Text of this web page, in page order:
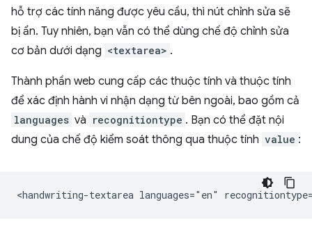
hỗ trợ các tính năng được yêu cầu, thì nút chỉnh sửa sẽ
bị ẩn. Tuy nhiên, bạn vẫn có thể dùng chế độ chỉnh sửa
cơ bản dưới dạng <textarea> .
Thành phần web cung cấp các thuộc tính và thuộc tính
để xác định hành vi nhận dạng từ bên ngoài, bao gồm cả
languages và recognitiontype . Bạn có thể đặt nội
dung của chế độ kiểm soát thông qua thuộc tính value :